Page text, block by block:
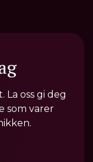
oss gi deg
som varer